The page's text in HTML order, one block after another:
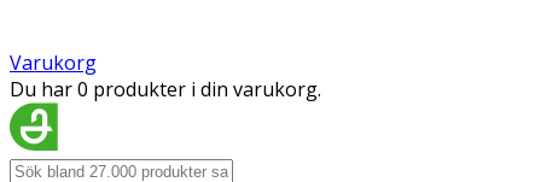
Varukorg
Du har 0 produkter i din varukorg.